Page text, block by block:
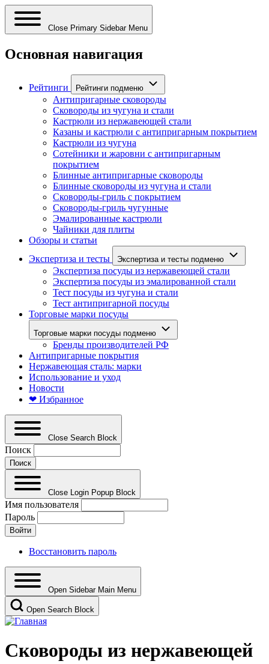
Close Primary Sidebar Menu
Основная навигация
Рейтинги Рейтинги подменю
Антипригарные сковороды
Сковороды из чугуна и стали
Кастрюли из нержавеющей стали
Казаны и кастрюли с антипригарным покрытием
Кастрюли из чугуна
Сотейники и жаровни с антипригарным
покрытием
Блинные антипригарные сковороды
Блинные сковороды из чугуна и стали
Сковороды-гриль с покрытием
Сковороды-гриль чугунные
Эмалированные кастрюли
Чайники для плиты
Обзоры и статьи
Экспертиза и тесты
Экспертиза и тесты подменю
Экспертиза посуды из нержавеющей стали
Экспертиза посуды из эмалированной стали
Тест посуды из чугуна и стали
Тест антипригарной посуды
Торговые марки посуды
Торговые марки посуды подменю
Бренды производителей РФ
Антипригарные покрытия
Нержавеющая сталь: марки
Использование и уход
Новости
❤ Избранное
Close Search Block
Поиск
Close Login Popup Block
Имя пользователя
Пароль
Восстановить пароль
Open Sidebar Main Menu
Open Search Block
Сковороды из нержавеющей